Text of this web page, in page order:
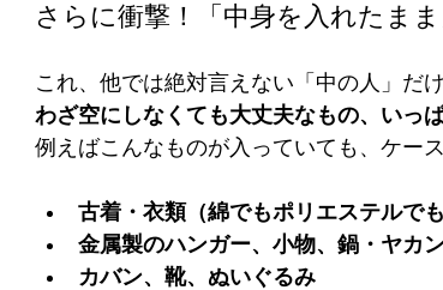
さらに衝撃！「中身を入れたま
これ、他では絶対言えない「中の人」だ
わざ空にしなくても大丈夫なもの、いっ
例えばこんなものが入っていても、ケー
古着・衣類（綿でもポリエステルでも
金属製のハンガー、小物、鍋・ヤカ
カバン、靴、ぬいぐるみ